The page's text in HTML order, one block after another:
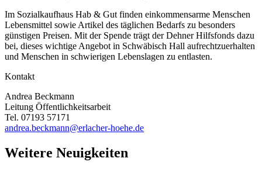
Im Sozialkaufhaus Hab & Gut finden einkommensarme Menschen
Lebensmittel sowie Artikel des täglichen Bedarfs zu besonders
günstigen Preisen. Mit der Spende trägt der Dehner Hilfsfonds dazu
bei, dieses wichtige Angebot in Schwäbisch Hall aufrechtzuerhalten
und Menschen in schwierigen Lebenslagen zu entlasten.
Kontakt
Andrea Beckmann
Leitung Öffentlichkeitsarbeit
Tel. 07193 57171
andrea.beckmann@erlacher-hoehe.de
Weitere Neuigkeiten